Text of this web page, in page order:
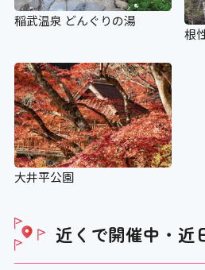
階段手すり点字シート
×
視覚障がい者誘導用ブロ
稲武温泉 どんぐりの湯
根
大井平公園
近くで開催中・近